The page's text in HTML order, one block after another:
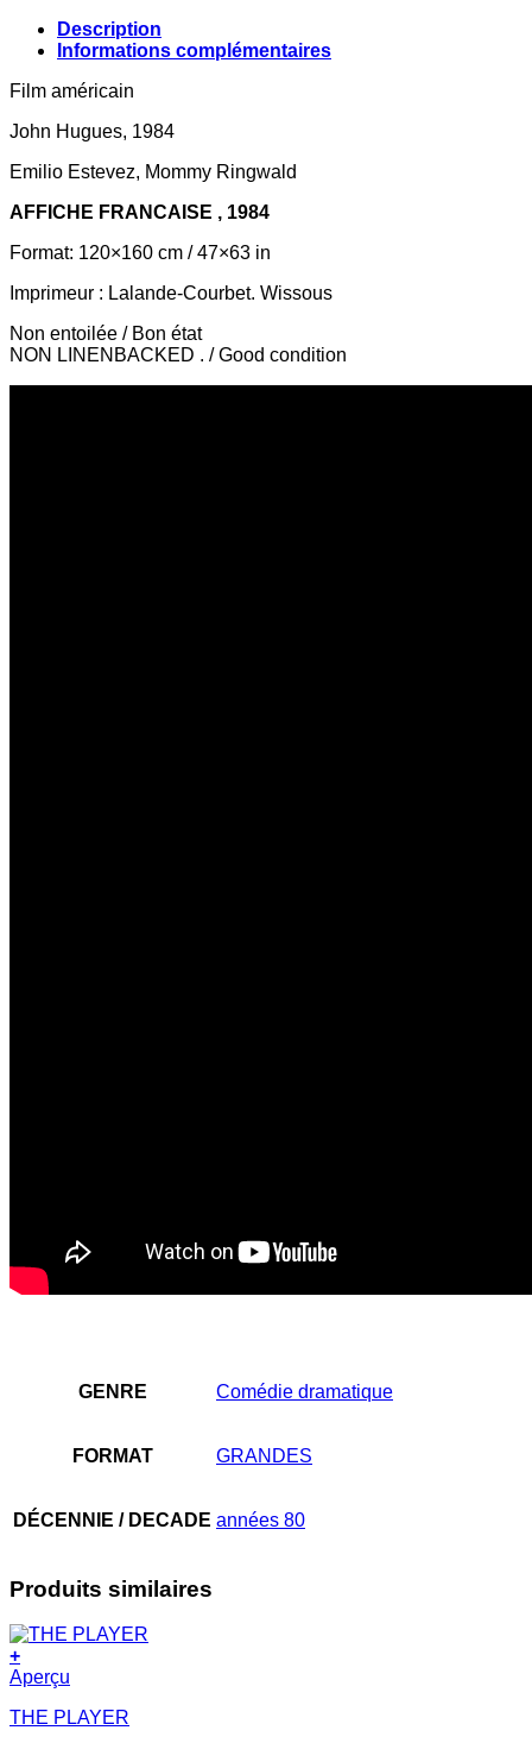
Description
Informations complémentaires
Film américain
John Hugues, 1984
Emilio Estevez, Mommy Ringwald
AFFICHE FRANCAISE , 1984
Format: 120×160 cm / 47×63 in
Imprimeur : Lalande-Courbet. Wissous
Non entoilée / Bon état
NON LINENBACKED . / Good condition
GENRE Comédie dramatique
FORMAT GRANDES
DÉCENNIE / DECADE années 80
Produits similaires
+
Aperçu
THE PLAYER